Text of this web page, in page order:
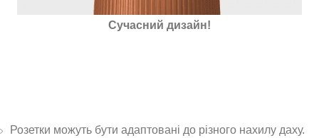
Утеплена пінополістиролом
Розетки можуть бути адаптовані до різного нахилу даху.